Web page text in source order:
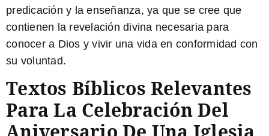
predicación y la enseñanza, ya que se cree que
contienen la revelación divina necesaria para
conocer a Dios y vivir una vida en conformidad con
su voluntad.
Textos Bíblicos Relevantes
Para La Celebración Del